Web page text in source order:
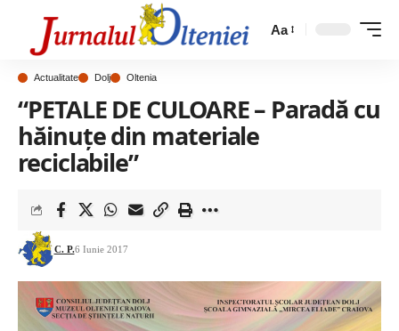
Aa
Actualitate Dolj Oltenia
“PETALE DE CULOARE – Paradă cu
hăinuțe din materiale
reciclabile”
C. P.6 Iunie 2017